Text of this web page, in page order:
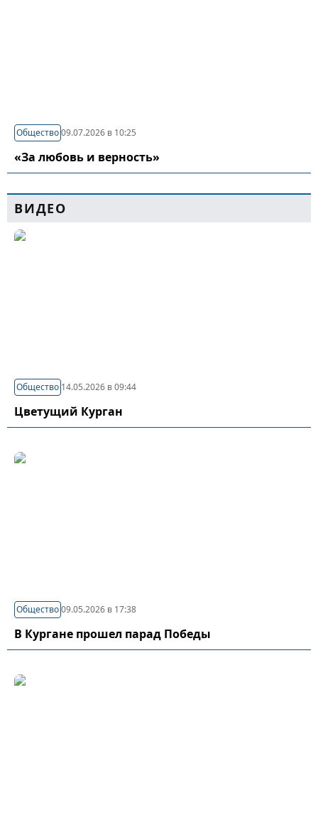
Общество09.07.2026 в 10:25
«За любовь и верность»
ВИДЕО
Общество 14.05.2026 в 09:44
Цветущий Курган
Общество09.05.2026 в 17:38
В Кургане прошел парад Победы